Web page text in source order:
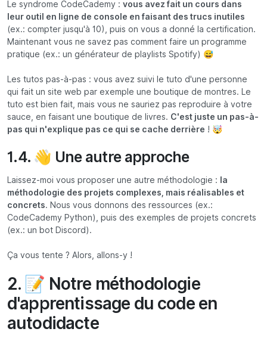
Le syndrome CodeCademy : vous avez fait un cours dans
leur outil en ligne de console en faisant des trucs inutiles
(ex.: compter jusqu'à 10), puis on vous a donné la certification.
Maintenant vous ne savez pas comment faire un programme
pratique (ex.: un générateur de playlists Spotify) 😅
Les tutos pas-à-pas : vous avez suivi le tuto d'une personne
qui fait un site web par exemple une boutique de montres. Le
tuto est bien fait, mais vous ne sauriez pas reproduire à votre
sauce, en faisant une boutique de livres. C'est juste un pas-à-
pas qui n'explique pas ce qui se cache derrière ! 🤯
1.4. 👋 Une autre approche
Laissez-moi vous proposer une autre méthodologie :
la
méthodologie des projets complexes, mais réalisables et
concrets. Nous vous donnons des ressources (ex.:
CodeCademy Python), puis des exemples de projets concrets
(ex.: un bot Discord).
Ça vous tente ? Alors, allons-y !
2. 📝 Notre méthodologie
d'apprentissage du code en
autodidacte